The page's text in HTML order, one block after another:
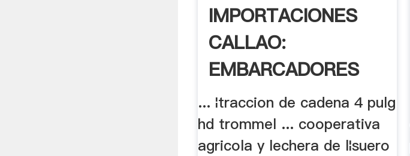
IMPORTACIONES
CALLAO:
EMBARCADORES
... ¦traccion de cadena 4 pulg
hd trommel ... cooperativa
agricola y lechera de l¦suero